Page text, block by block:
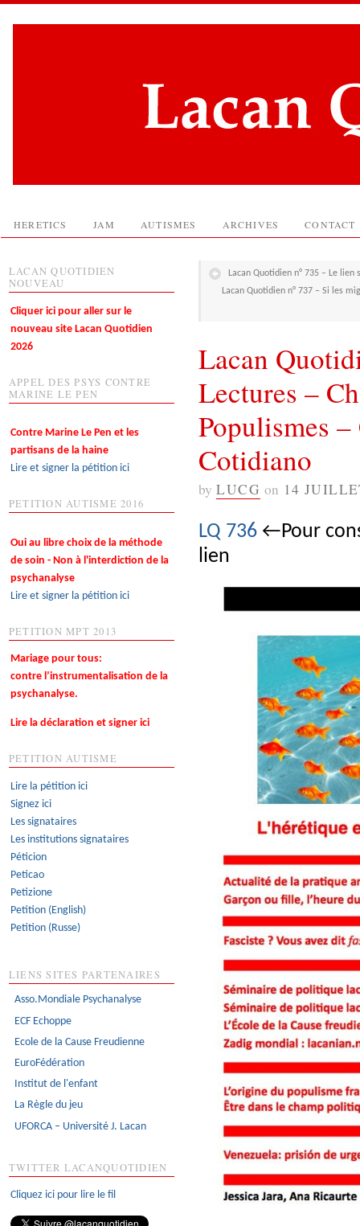
HERETICS JAM AUTISMES ARCHIVES CONTACT
Lacan Quotidien n° 735 – Le
Lacan Quotidien n° 737 – Si les
Lacan
Lectures –
Populismes
Cotidiano
by LUCG on 14
LQ 736 ←Pour
lien
LACAN QUOTIDIEN
NOUVEAU
Cliquer ici pour aller sur le
nouveau site Lacan Quotidien
2026
APPEL DES PSYS CONTRE
MARINE LE PEN
Contre Marine Le Pen et les
partisans de la haine
Lire et signer la pétition ici
PETITION AUTISME 2016
Oui au libre choix de la méthode
de soin - Non à l'interdiction de la
psychanalyse
Lire et signer la pétition ici
PETITION MPT 2013
Mariage pour tous:
contre l’instrumentalisation de la
psychanalyse.
Lire la déclaration et signer ici
PETITION AUTISME
Lire la pétition ici
Signez ici
Les signataires
Les institutions signataires
Péticion
Peticao
Petizione
Petition (English)
Petition (Russe)
LIENS SITES PARTENAIRES
Asso.Mondiale Psychanalyse
ECF Echoppe
Ecole de la Cause Freudienne
EuroFédération
Institut de l'enfant
La Règle du jeu
UFORCA – Université J. Lacan
TWITTER LACANQUOTIDIEN
Cliquez ici pour lire le fil